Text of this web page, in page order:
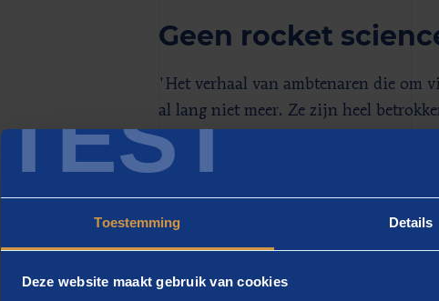
TEST
Toestemming Details
Deze website maakt gebruik van cookies
Geen rocket
'Het verhaal van ambtenaren die om
al lang niet meer. Ze zijn heel
voor wie ze het doen. Als je dan ziet
dat men in staat is zijn werk beter te
rocket science.'